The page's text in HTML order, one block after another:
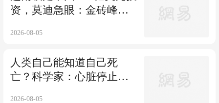
资，莫迪急眼：金砖峰会
2026-08-05
人类自己能知道自己死
亡？科学家：心脏停止跳
2026-08-05